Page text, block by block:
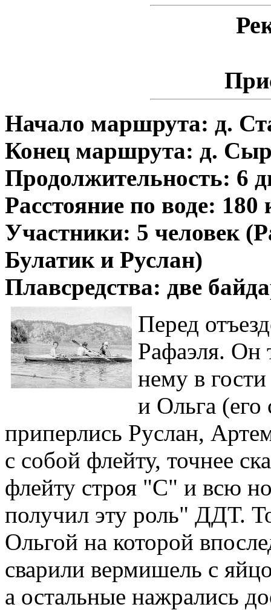
Начало маршрута: д.
Конец маршрута: д.
Продолжительность: 6
Расстояние по воде: 180
Участники: 5 человек
Булатик и Руслан)
Плавсредства: две
Перед
Рафаэля. Он
нему в
и Ольга (его
приперлись Руслан,
с собой флейту, точнее
флейту строя "С" и всю
получил эту роль" ДДТ.
Ольгой на которой
сварили вермишель с
а остальные нажрались